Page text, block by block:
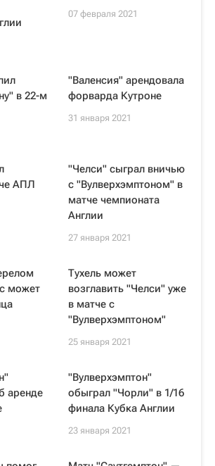
07 февраля 2021
в 22-м
"Валенсия" арендовала
форварда Кутроне
31 января 2021
АПЛ
"Челси" сыграл вничью
с "Вулверхэмптоном" в
матче чемпионата
Англии
27 января 2021
может
Тухель может
возглавить "Челси" уже
в матче с
"Вулверхэмптоном"
25 января 2021
аренде
"Вулверхэмптон"
обыграл "Чорли" в 1/16
финала Кубка Англии
23 января 2021